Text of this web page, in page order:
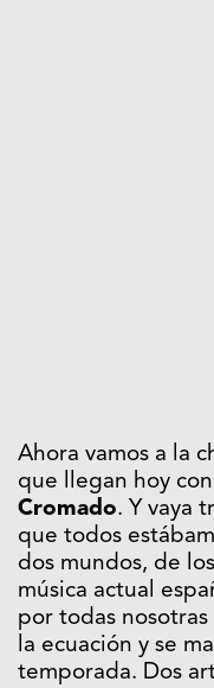
Ahora vamos a la
que llegan hoy
Cromado. Y vaya
que todos
dos mundos, de
música actual
por todas nosotras
la ecuación y se
temporada. Dos